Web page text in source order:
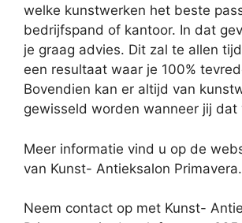
welke kunstwerken het beste
bedrijfspand of kantoor. In dat
je graag advies. Dit zal te allen
een resultaat waar je 100%
Bovendien kan er altijd van
gewisseld worden wanneer jij dat
Meer informatie vind u op de
van Kunst- Antieksalon Primavera.
Neem contact op met Kunst-